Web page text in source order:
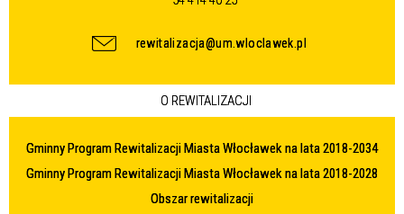
rewitalizacja@um.wloclawek.pl
O REWITALIZACJI
Gminny Program Rewitalizacji Miasta Włocławek na lata 2018-2034
Gminny Program Rewitalizacji Miasta Włocławek na lata 2018-2028
Obszar rewitalizacji